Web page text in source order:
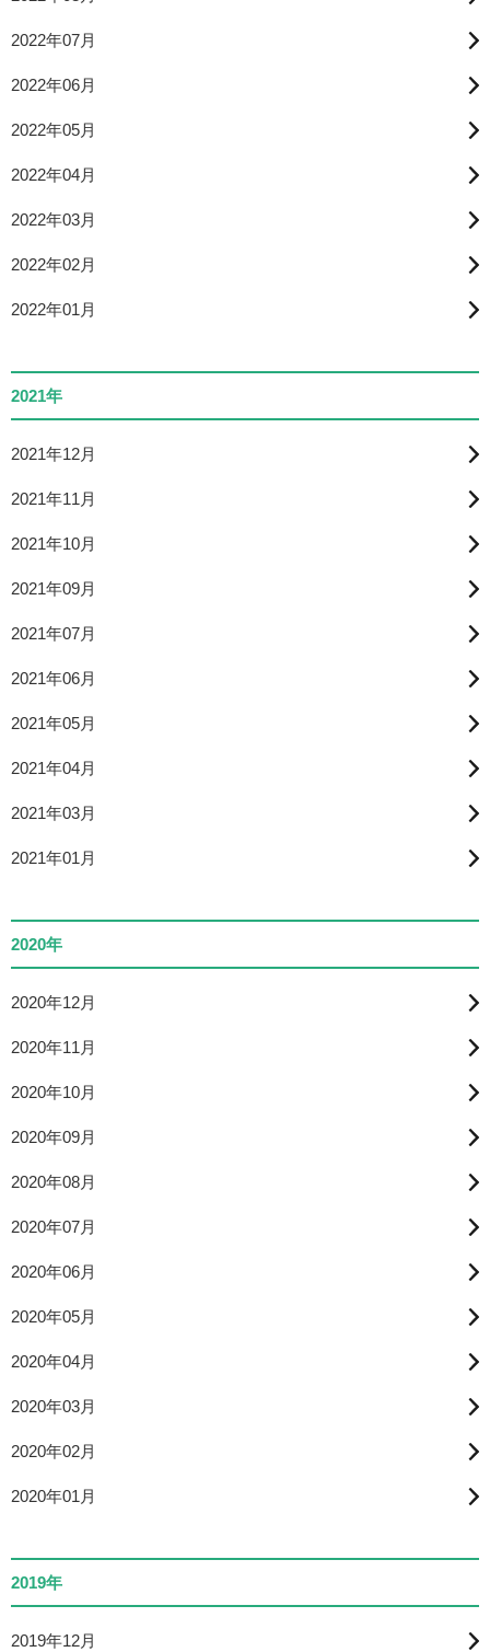
2022年07月
2022年06月
2022年05月
2022年04月
2022年03月
2022年02月
2022年01月
2021年
2021年12月
2021年11月
2021年10月
2021年09月
2021年07月
2021年06月
2021年05月
2021年04月
2021年03月
2021年01月
2020年
2020年12月
2020年11月
2020年10月
2020年09月
2020年08月
2020年07月
2020年06月
2020年05月
2020年04月
2020年03月
2020年02月
2020年01月
2019年
2019年12月